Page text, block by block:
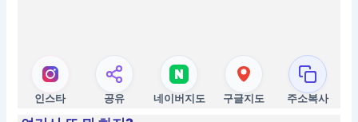
인스타 공유 네이버지도 구글지도 주소복사